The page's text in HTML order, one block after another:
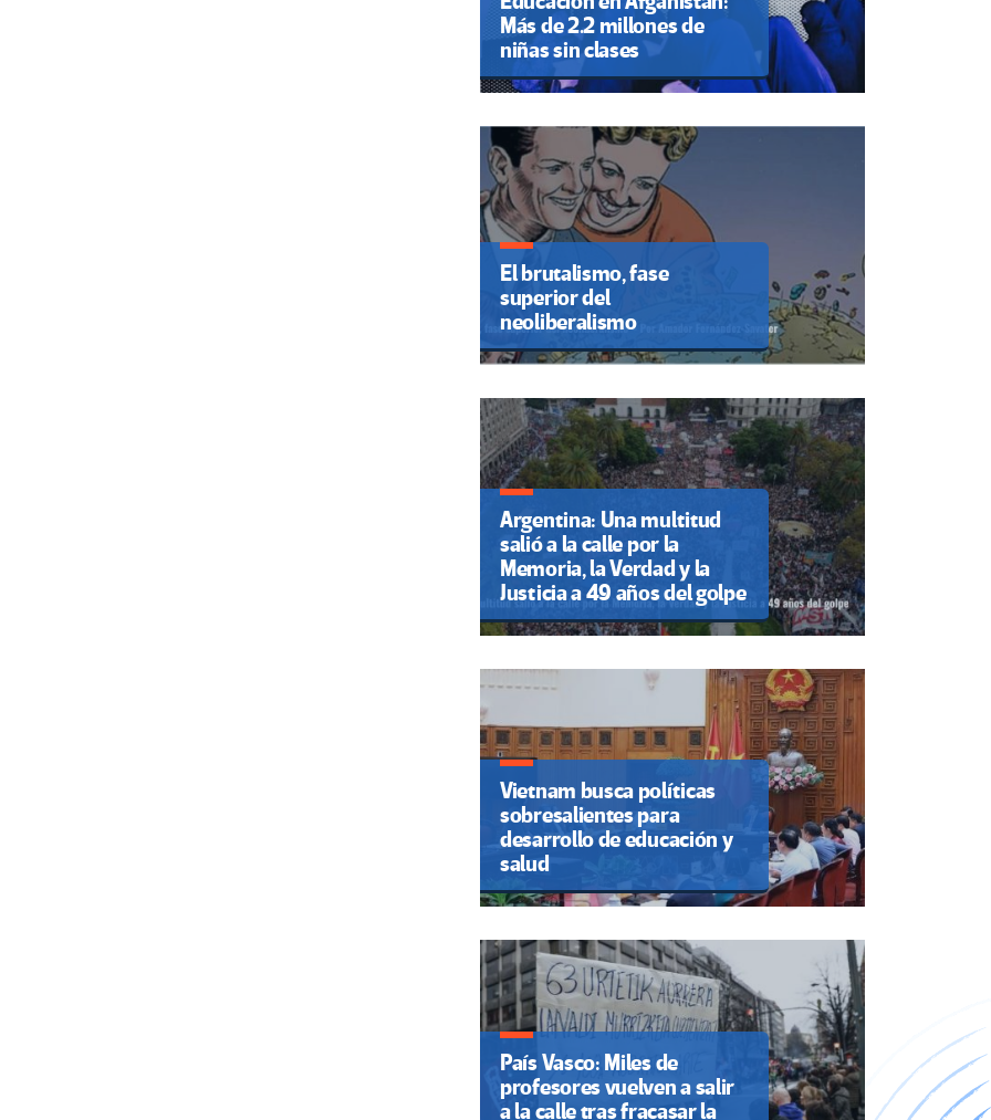
Más de 2.2 millones de
niñas sin clases
El brutalismo, fase
superior del
neoliberalismo
Argentina: Una multitud
salió a la calle por la
Memoria, la Verdad y la
Justicia a 49 años del golpe
Vietnam busca políticas
sobresalientes para
desarrollo de educación y
salud
País Vasco: Miles de
profesores vuelven a salir
a la calle tras fracasar la